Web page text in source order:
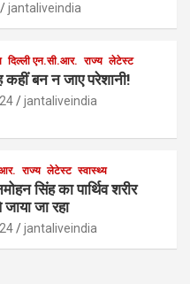
jantaliveindia
दिल्ली एन.सी.आर. राज्य लेटेस्ट
बन न जाए परेशानी!
jantaliveindia
राज्य लेटेस्ट स्वास्थ्य
सिंह का पार्थिव शरीर
जा रहा
jantaliveindia